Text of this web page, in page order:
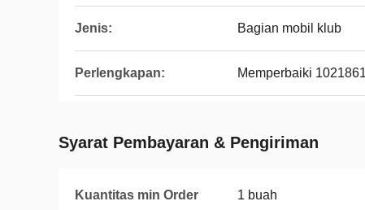
Jenis: Bagian mobil klub
Perlengkapan: Memperbaiki
Syarat Pembayaran & Pengiriman
Kuantitas min Order 1 buah